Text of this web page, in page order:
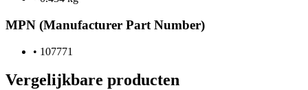
MPN (Manufacturer Part Number)
• 107771
Vergelijkbare producten